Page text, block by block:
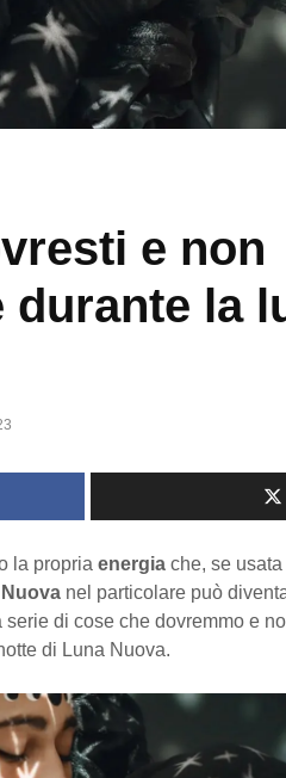
e non
la
la propria energia che, se
nel particolare può
di cose che dovremmo e
di Luna Nuova.